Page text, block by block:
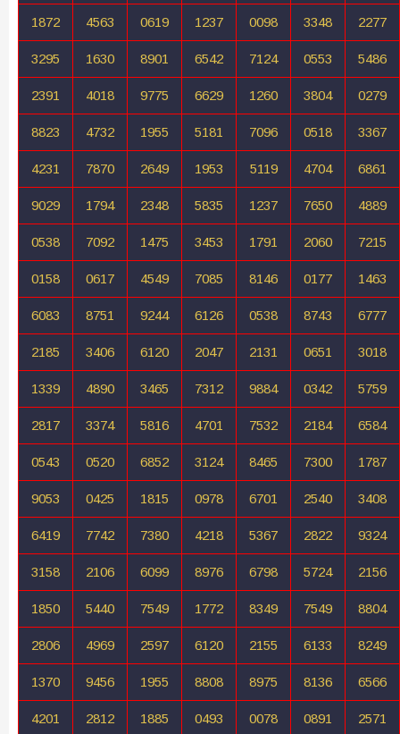
1872 4563 0619 1237 0098 3348 2277
3295 1630 8901 6542 7124 0553 5486
2391 4018 9775 6629 1260 3804 0279
8823 4732 1955 5181 7096 0518 3367
4231 7870 2649 1953 5119 4704 6861
9029 1794 2348 5835 1237 7650 4889
0538 7092 1475 3453 1791 2060 7215
0158 0617 4549 7085 8146 0177 1463
6083 8751 9244 6126 0538 8743 6777
2185 3406 6120 2047 2131 0651 3018
1339 4890 3465 7312 9884 0342 5759
2817 3374 5816 4701 7532 2184 6584
0543 0520 6852 3124 8465 7300 1787
9053 0425 1815 0978 6701 2540 3408
6419 7742 7380 4218 5367 2822 9324
3158 2106 6099 8976 6798 5724 2156
1850 5440 7549 1772 8349 7549 8804
2806 4969 2597 6120 2155 6133 8249
1370 9456 1955 8808 8975 8136 6566
4201 2812 1885 0493 0078 0891 2571